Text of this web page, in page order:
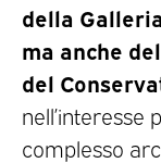
della
ma anche
del
nell’interesse
complesso